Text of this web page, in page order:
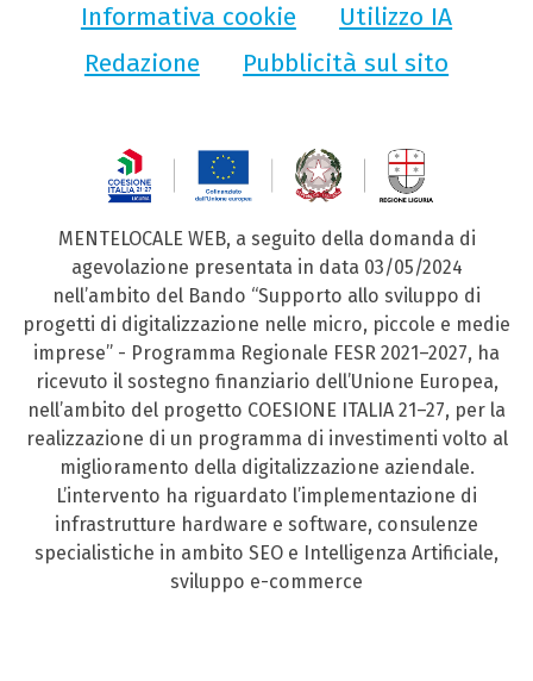
Informativa cookie
Utilizzo IA
Redazione
Pubblicità sul sito
MENTELOCALE WEB, a seguito della domanda di
agevolazione presentata in data 03/05/2024
nell’ambito del Bando “Supporto allo sviluppo di
progetti di digitalizzazione nelle micro, piccole e medie
imprese” - Programma Regionale FESR 2021–2027, ha
ricevuto il sostegno finanziario dell’Unione Europea,
nell’ambito del progetto COESIONE ITALIA 21–27, per la
realizzazione di un programma di investimenti volto al
miglioramento della digitalizzazione aziendale.
L’intervento ha riguardato l’implementazione di
infrastrutture hardware e software, consulenze
specialistiche in ambito SEO e Intelligenza Artificiale,
sviluppo e-commerce